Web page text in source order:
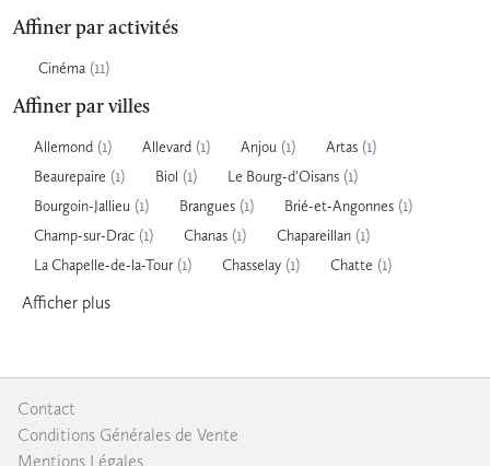
Affiner par activités
Cinéma (11)
Affiner par villes
Allemond (1) Allevard (1) Anjou (1) Artas (1)
Beaurepaire (1) Biol (1) Le Bourg-d'Oisans (1)
Bourgoin-Jallieu (1) Brangues (1) Brié-et-Angonnes (1)
Champ-sur-Drac (1) Chanas (1) Chapareillan (1)
La Chapelle-de-la-Tour(1) Chasselay (1) Chatte (1)
Afficher plus
Contact
Conditions Générales de Vente
Mentions Légales